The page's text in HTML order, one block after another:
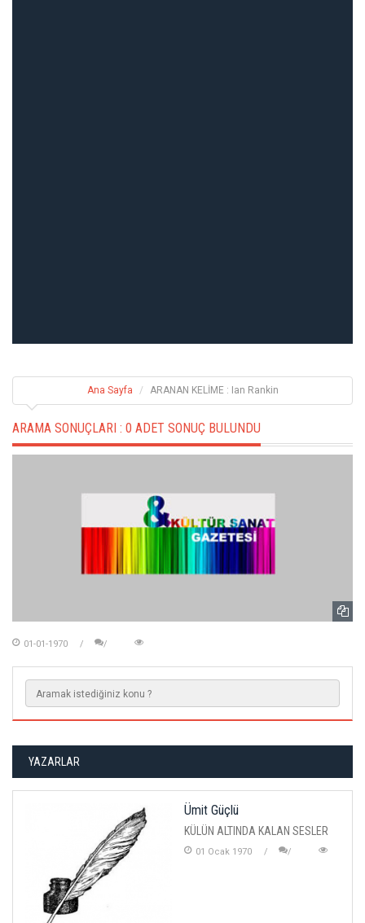
Ana Sayfa ARANAN KELİME : Ian Rankin
ARAMA SONUÇLARI : 0 ADET SONUÇ BULUNDU
01-01-1970
YAZARLAR
Ümit Güçlü
KÜLÜN ALTINDA KALAN SESLER
01 Ocak 1970